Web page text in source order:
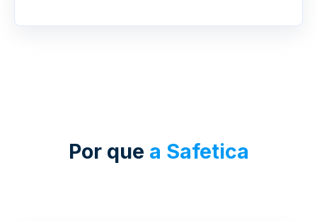
Por que a Safetica